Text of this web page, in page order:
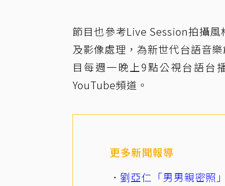
節目也參考Live Session拍攝
及影像處理，為新世代台語音
目每週一晚上9點公視台語台
YouTube頻道。
更多新聞報導
劉亞仁「男男親密照